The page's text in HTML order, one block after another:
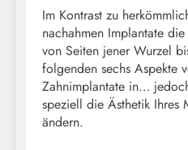
Im Kontrast zu
nachahmen Implantate
von Seiten jener Wurzel
folgenden sechs Aspekte
Zahnimplantate in…
speziell die Ästhetik Ihres
ändern.